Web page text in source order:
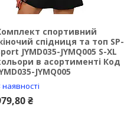
спортивний
спідниця та топ SP-
JYMD035-JYMQ005 S-XL
в асортименті Код
JYMQ005
наявності
₴